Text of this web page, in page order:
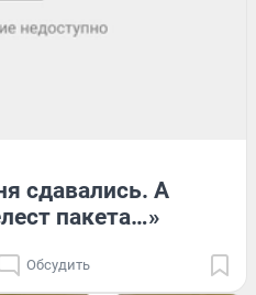
сдавались. А
пакета…»
Обсудить